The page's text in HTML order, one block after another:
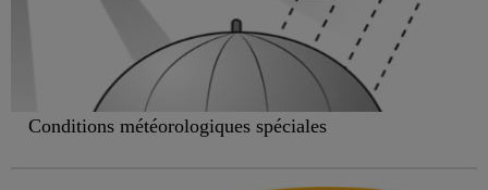
Conditions météorologiques spéciales